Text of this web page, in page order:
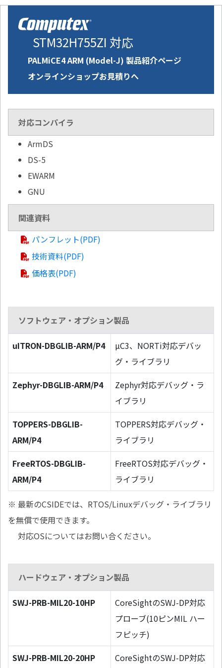
STM32H755ZI 対応
PALMiCE4 ARM (Model-J) 製品紹介ページ
オンラインショップお見積りへ
対応コンパイラ
ArmDS
DS-5
EWARM
GNU
関連資料
パンフレット(PDF)
技術資料(PDF)
価格表(PDF)
ソフトウェア・オプション製品
uITRON-DBGLIB-ARM/P4
µC3、NORTi対応デバッ
グ・ライブラリ
Zephyr-DBGLIB-ARM/P4
Zephyr対応デバッグ・ラ
イブラリ
TOPPERS-DBGLIB-
ARM/P4
TOPPERS対応デバッグ・
ライブラリ
FreeRTOS-DBGLIB-
ARM/P4
FreeRTOS対応デバッグ・
ライブラリ
※ 最新のCSIDEでは、RTOS/Linuxデバッグ・ライブラリ
を無償で使用できます。
対応OSについてはお問い合ください。
ハードウェア・オプション製品
SWJ-PRB-MIL20-10HP
CoreSightのSWJ-DP対応
プローブ(10ピンMIL ハー
フピッチ)
SWJ-PRB-MIL20-20HP
CoreSightのSWJ-DP対応